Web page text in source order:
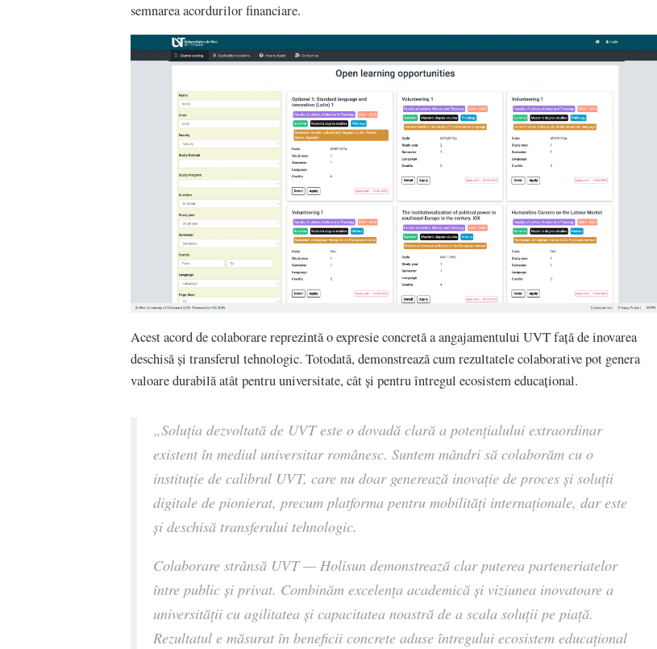
semnarea acordurilor financiare.
Acest acord de colaborare reprezintă o expresie concretă a angajamentului UVT față de inovarea
deschisă și transferul tehnologic. Totodată, demonstrează cum rezultatele colaborative pot genera
valoare durabilă atât pentru universitate, cât și pentru întregul ecosistem educațional.
„Soluția dezvoltată de UVT este o dovadă clară a potențialului extraordinar
existent în mediul universitar românesc. Suntem mândri să colaborăm cu o
instituție de calibrul UVT, care nu doar generează inovație de proces și soluții
digitale de pionierat, precum platforma pentru mobilități internaționale, dar este
și deschisă transferului tehnologic.
Colaborare strânsă UVT — Holisun demonstrează clar puterea parteneriatelor
între public și privat. Combinăm excelența academică și viziunea inovatoare a
universității cu agilitatea și capacitatea noastră de a scala soluții pe piață.
Rezultatul e măsurat în beneficii concrete aduse întregului ecosistem educațional